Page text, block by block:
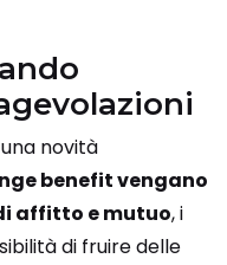
novità
benefit vengano
affitto e mutuo, i
di fruire delle